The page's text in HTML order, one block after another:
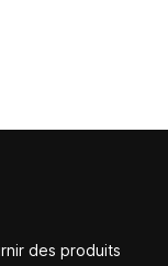
des produits